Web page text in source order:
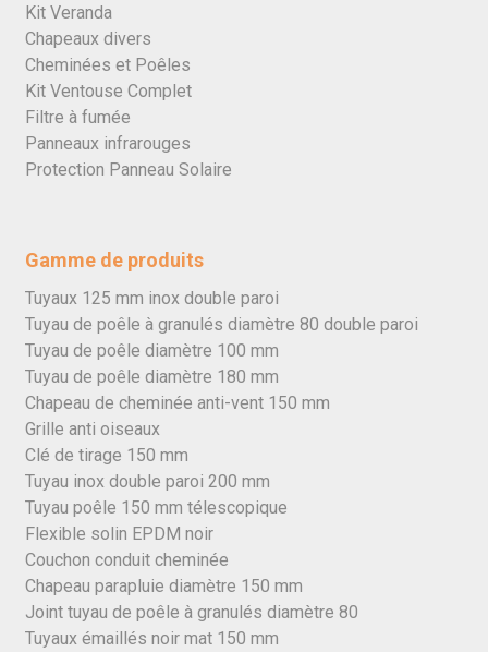
Kit Veranda
Chapeaux divers
Cheminées et Poêles
Kit Ventouse Complet
Filtre à fumée
Panneaux infrarouges
Protection Panneau Solaire
Gamme de produits
Tuyaux 125 mm inox double paroi
Tuyau de poêle à granulés diamètre 80 double paroi
Tuyau de poêle diamètre 100 mm
Tuyau de poêle diamètre 180 mm
Chapeau de cheminée anti-vent 150 mm
Grille anti oiseaux
Clé de tirage 150 mm
Tuyau inox double paroi 200 mm
Tuyau poêle 150 mm télescopique
Flexible solin EPDM noir
Couchon conduit cheminée
Chapeau parapluie diamètre 150 mm
Joint tuyau de poêle à granulés diamètre 80
Tuyaux émaillés noir mat 150 mm